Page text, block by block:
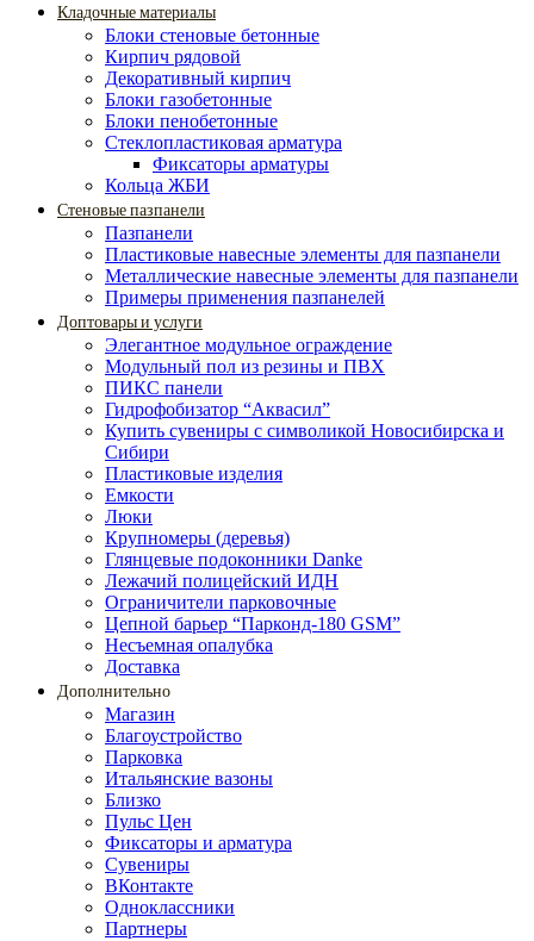
Кладочные материалы
Блоки стеновые бетонные
Кирпич рядовой
Декоративный кирпич
Блоки газобетонные
Блоки пенобетонные
Стеклопластиковая арматура
Фиксаторы арматуры
Кольца ЖБИ
Стеновые пазпанели
Пазпанели
Пластиковые навесные элементы для пазпанели
Металлические навесные элементы для пазпанели
Примеры применения пазпанелей
Доптовары и услуги
Элегантное модульное ограждение
Модульный пол из резины и ПВХ
ПИКС панели
Гидрофобизатор “Аквасил”
Купить сувениры с символикой Новосибирска и
Сибири
Пластиковые изделия
Емкости
Люки
Крупномеры (деревья)
Глянцевые подоконники Danke
Лежачий полицейский ИДН
Ограничители парковочные
Цепной барьер “Парконд-180 GSM”
Несъемная опалубка
Доставка
Дополнительно
Магазин
Благоустройство
Парковка
Итальянские вазоны
Близко
Пульс Цен
Фиксаторы и арматура
Сувениры
ВКонтакте
Одноклассники
Партнеры